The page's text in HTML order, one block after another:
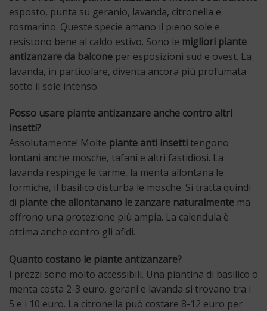
esposto, punta su geranio, lavanda, citronella e
rosmarino. Queste specie amano il pieno sole e
resistono bene al caldo estivo. Sono le migliori piante
antizanzare da balcone per esposizioni sud e ovest. La
lavanda, in particolare, diventa ancora più profumata
sotto il sole intenso.
Posso usare piante antizanzare anche contro altri
insetti?
Assolutamente! Molte piante anti insetti tengono
lontani anche mosche, tafani e altri fastidiosi. La
lavanda respinge le tarme, la menta allontana le
formiche, il basilico disturba le mosche. Si tratta quindi
di piante che allontanano le zanzare naturalmente ma
offrono una protezione più ampia. La calendula è
ottima anche contro gli afidi.
Quanto costano le piante antizanzare?
I prezzi sono molto accessibili. Una piantina di basilico o
menta costa 2-3 euro, gerani e lavanda si trovano tra i
5 e i 10 euro. La citronella può costare 8-12 euro per